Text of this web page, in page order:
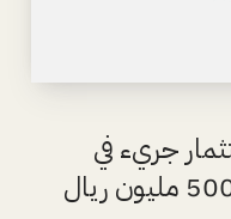
جريء في